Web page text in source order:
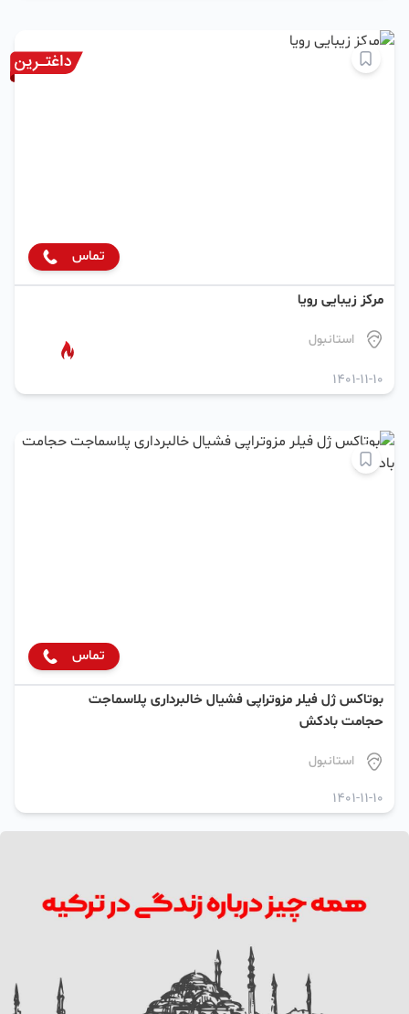
تماس
مرکز زیبایی رویا
استانبول
1401-11-10
تماس
بوتاکس ژل فیلر مزوتراپی فشیال خالبرداری پلاسماجت
حجامت بادکش
استانبول
1401-11-10